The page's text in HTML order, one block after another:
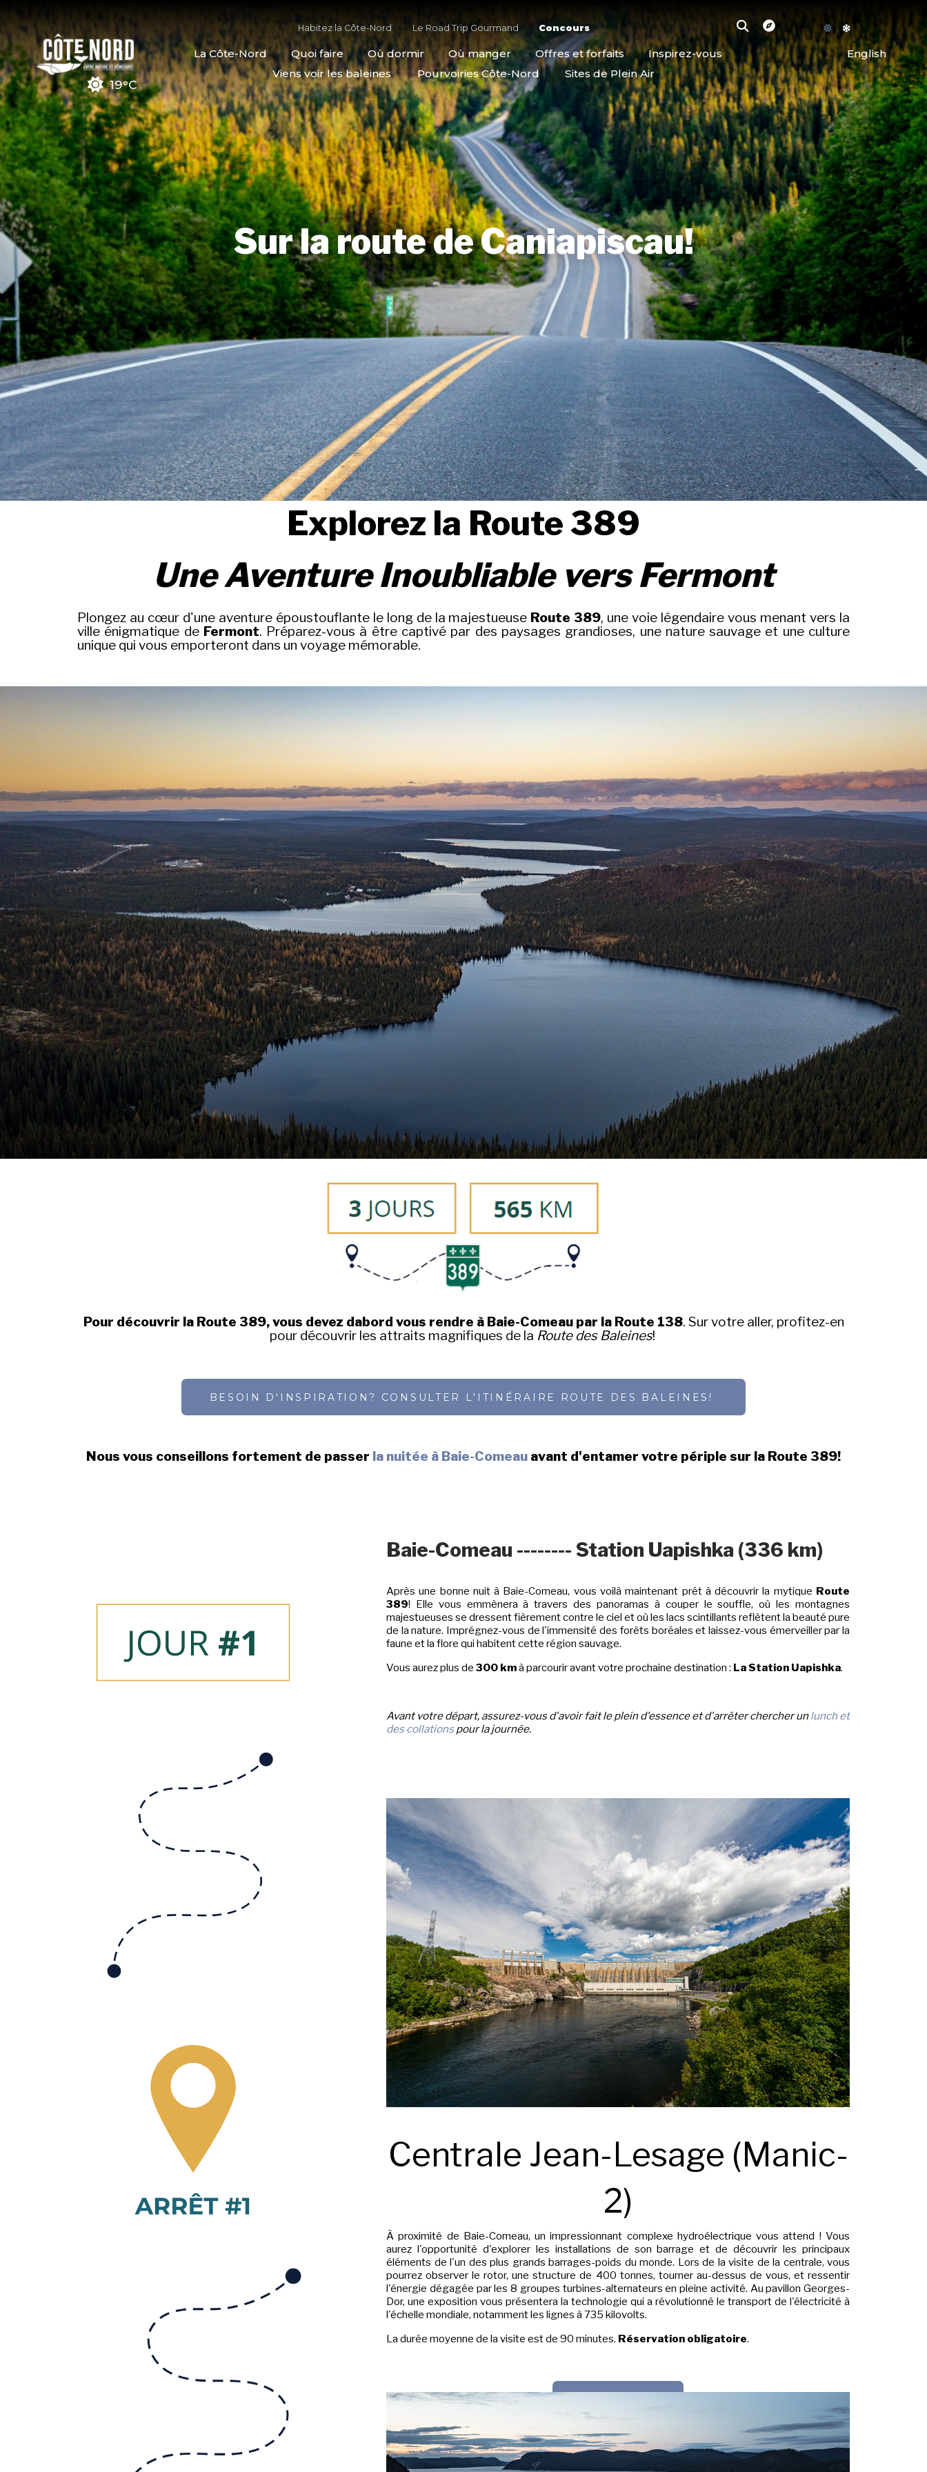
19°C
Habitez la Côte-Nord Le Road Trip Gourmand Concours
La Côte-Nord Quoi faire Où dormir Où manger Offres et forfaits Inspirez-vous
English
Viens voir les baleines
Pourvoiries Côte-Nord Sites de Plein Air
Sur la route de Caniapiscau!
Explorez la Route 389
Une Aventure Inoubliable vers Fermont
Plongez au cœur d'une aventure époustouflante le long de la majestueuse Route 389, une voie légendaire vous menant vers la
ville énigmatique de Fermont. Préparez-vous à être captivé par des paysages grandioses, une nature sauvage et une culture
unique qui vous emporteront dans un voyage mémorable.
Pour découvrir la Route 389, vous devez dabord vous rendre à Baie-Comeau par la Route 138. Sur votre aller, profitez-en
pour découvrir les attraits magnifiques de la Route des Baleines!
BESOIN D'INSPIRATION? CONSULTER L'ITINÉRAIRE ROUTE DES BALEINES!
Nous vous conseillons fortement de passer la nuitée à Baie-Comeau avant d'entamer votre périple sur la Route 389!
Baie-Comeau -------- Station Uapishka (336 km)
Après une bonne nuit à Baie-Comeau, vous voilà maintenant prêt à découvrir la mytique Route
389! Elle vous emmènera à travers des panoramas à couper le souffle, où les montagnes
majestueuses se dressent fièrement contre le ciel et où les lacs scintillants reflètent la beauté pure
de la nature. Imprégnez-vous de l'immensité des forêts boréales et laissez-vous émerveiller par la
faune et la flore qui habitent cette région sauvage.
Vous aurez plus de 300 kmà parcourir avant votre prochaine destination : La Station Uapishka.
Avant votre départ, assurez-vous d'avoir fait le plein d'essence et d'arrêter chercher unlunch et
des collationspour la journée.
Centrale Jean-Lesage (Manic-
2)
À proximité de Baie-Comeau, un impressionnant complexe hydroélectrique vous attend ! Vous
aurez l'opportunité d'explorer les installations de son barrage et de découvrir les principaux
éléments de l'un des plus grands barrages-poids du monde. Lors de la visite de la centrale, vous
pourrez observer le rotor, une structure de 400 tonnes, tourner au-dessus de vous, et ressentir
l'énergie dégagée par les 8 groupes turbines-alternateurs en pleine activité. Au pavillon Georges-
Dor, une exposition vous présentera la technologie qui a révolutionné le transport de l'électricité à
l'échelle mondiale, notamment les lignes à 735 kilovolts.
La durée moyenne de la visite est de 90 minutes. Réservation obligatoire.